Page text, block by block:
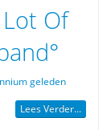
Of
geleden
Lees Verder...